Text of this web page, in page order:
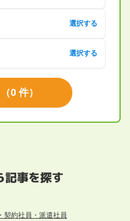
選択する
選択する
（0 件）
記事を探す
契約社員・派遣社員